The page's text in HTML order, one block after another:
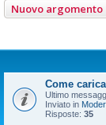
Nuovo argomento
Come
Ultimo
Inviato in
Risposte: 35